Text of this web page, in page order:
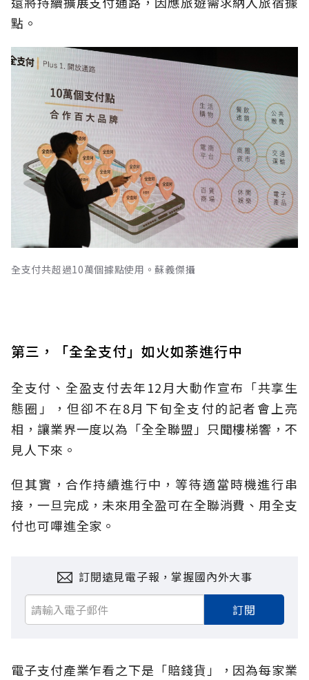
點。
全支付共超過10萬個據點使用。蘇義傑攝
第三，「全全支付」如火如荼進行中
全支付、全盈支付去年12月大動作宣布「共享生
態圈」，但卻不在8月下旬全支付的記者會上亮
相，讓業界一度以為「全全聯盟」只聞樓梯響，不
見人下來。
但其實，合作持續進行中，等待適當時機進行串
接，一旦完成，未來用全盈可在全聯消費、用全支
付也可嗶進全家。
訂閱遠見電子報，掌握國內外大事
訂閱
電子支付產業乍看之下是「賠錢貨」，因為每家業